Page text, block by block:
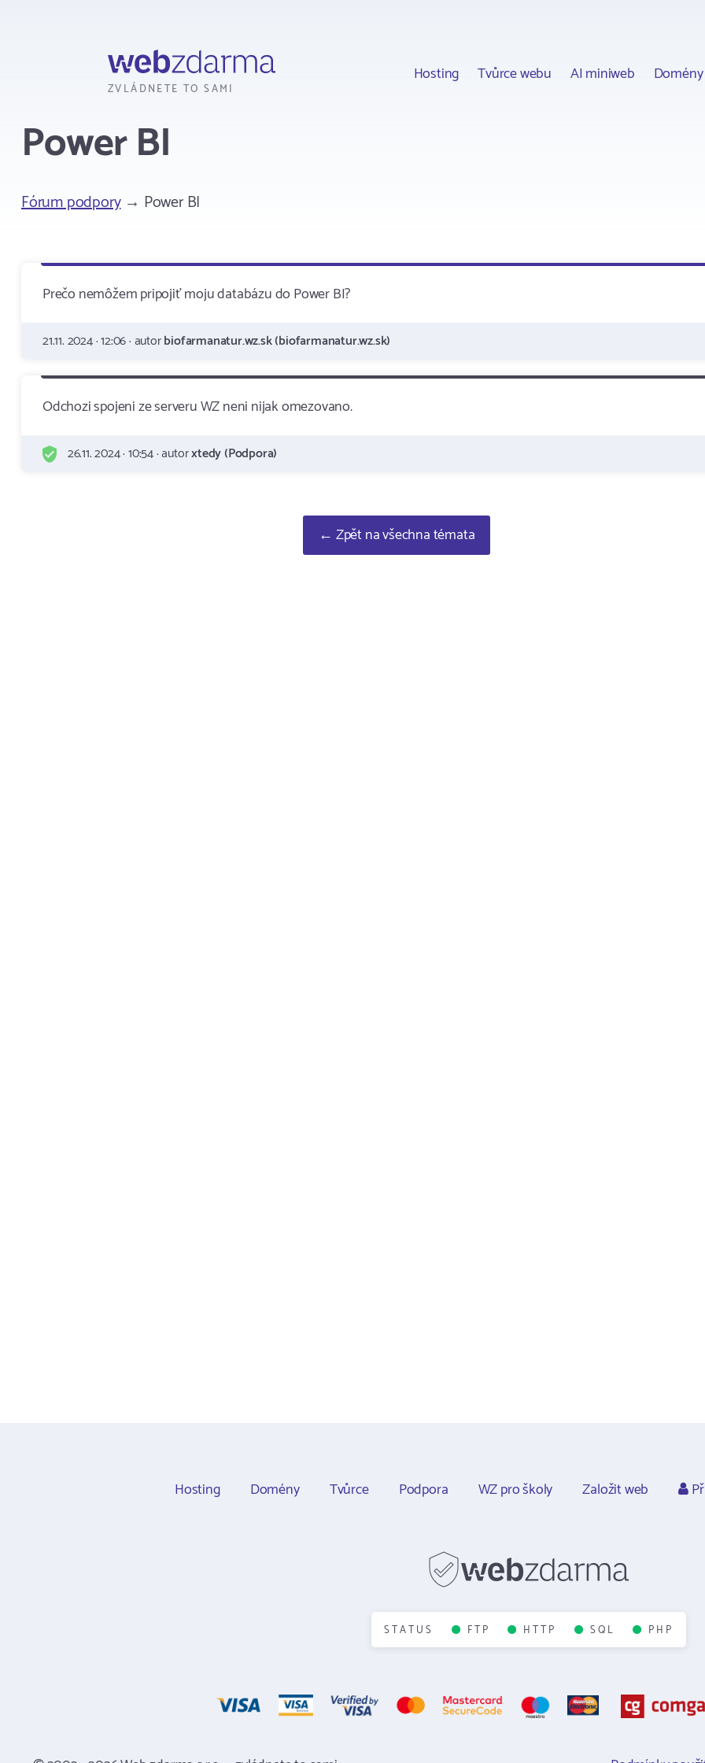
ZVLÁDNETE TO SAMI
Hosting Tvůrce webu AI miniweb Domény
Power BI
Fórum podpory→ Power BI
Prečo nemôžem pripojiť moju databázu do Power BI?
21.11. 2024 · 12:06 · autorbiofarmanatur.wz.sk (biofarmanatur.wz.sk)
Odchozi spojeni ze serveru WZ neni nijak omezovano.
26.11. 2024 · 10:54 · autorxtedy (Podpora)
← Zpět na všechna témata
Hosting Domény Tvůrce Podpora WZ pro školy Založit web
STATUS FTP HTTP SQL PHP